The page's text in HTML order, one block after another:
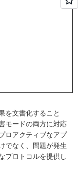
を文書化すること
モードの両方に対応
ロアクティブなアプ
でなく、問題が発生
プロトコルを提供し